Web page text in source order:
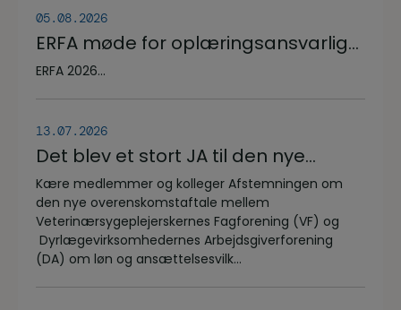
05.08.2026
ERFA møde for oplæringsansvarlige
på veterinærsygeplejerske
ERFA 2026...
13.07.2026
Det blev et stort JA til den nye
overenskomstaftale
Kære medlemmer og kolleger Afstemningen om
den nye overenskomstaftale mellem
Veterinærsygeplejerskernes Fagforening (VF) og
Dyrlægevirksomhedernes Arbejdsgiverforening
(DA) om løn og ansættelsesvilk...